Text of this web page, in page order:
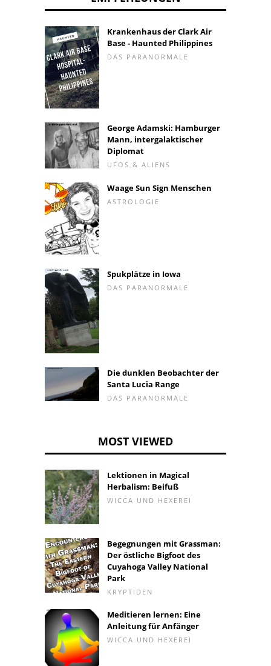
Krankenhaus der Clark Air
Base - Haunted Philippines
DAS PARANORMALE
George Adamski: Hamburger
Mann, intergalaktischer
Diplomat
UFOS & ALIENS
Waage Sun Sign Menschen
ASTROLOGIE
Spukplätze in Iowa
DAS PARANORMALE
Die dunklen Beobachter der
Santa Lucia Range
DAS PARANORMALE
MOST VIEWED
Lektionen in Magical
Herbalism: Beifuß
WICCA UND HEXEREI
Begegnungen mit Grassman:
Der östliche Bigfoot des
Cuyahoga Valley National
Park
KRYPTIDEN
Meditieren lernen: Eine
Anleitung für Anfänger
WICCA UND HEXEREI